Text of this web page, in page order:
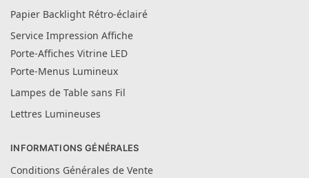
Papier Backlight Rétro-éclairé
Service Impression Affiche
Porte-Affiches Vitrine LED
Porte-Menus Lumineux
Lampes de Table sans Fil
Lettres Lumineuses
INFORMATIONS GÉNÉRALES
Conditions Générales de Vente